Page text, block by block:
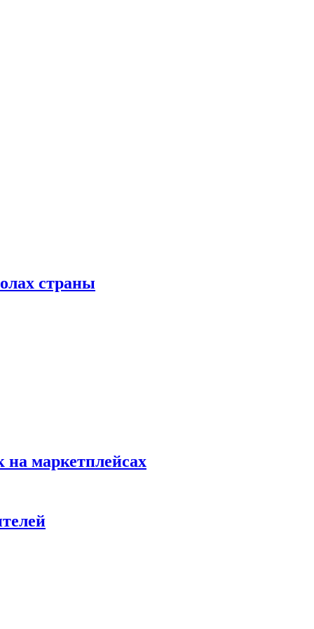
страны
на маркетплейсах